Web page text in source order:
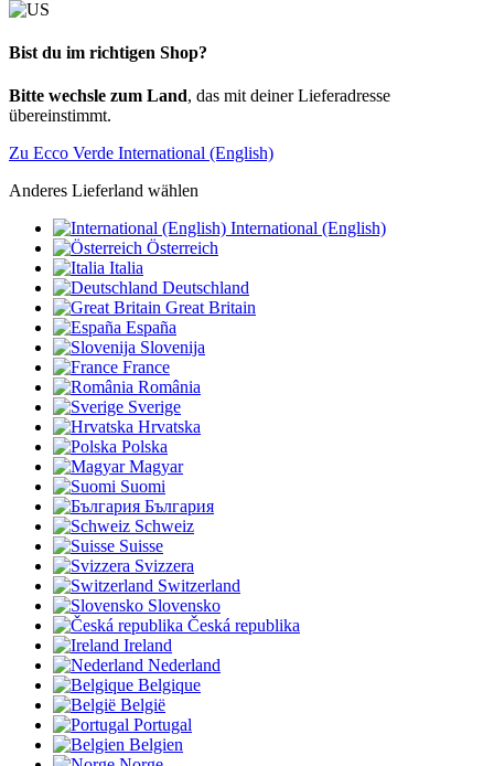
Bist du im richtigen Shop?
Bitte wechsle zum Land, das mit deiner Lieferadresse
übereinstimmt.
Zu Ecco Verde International (English)
Anderes Lieferland wählen
International (English)
Österreich
Italia
Deutschland
Great Britain
España
Slovenija
France
România
Sverige
Hrvatska
Polska
Magyar
Suomi
България
Schweiz
Suisse
Svizzera
Switzerland
Slovensko
Česká republika
Ireland
Nederland
Belgique
België
Portugal
Belgien